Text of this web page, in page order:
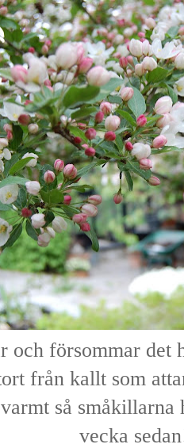
och försommar det
från kallt som
så småkillarna
vecka